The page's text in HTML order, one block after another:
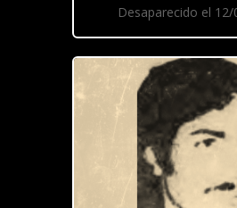
Desaparecido el